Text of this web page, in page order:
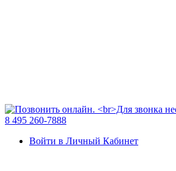
8 495 260-7888
Войти в Личный Кабинет